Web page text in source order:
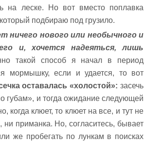
на леске. Но вот вместо поплавка
подбираю под грузило.
ничего нового или необычного и
и, хочется надеяться, лишь
такой способ я начал в период
мормышку, если и удается, то вот
оставалась «холостой»: засечь
губам», и тогда ожидание следующей
когда клюет, то клюет на все, и тут не
приманка. Но, согласитесь, бывает
же пробегать по лункам в поисках